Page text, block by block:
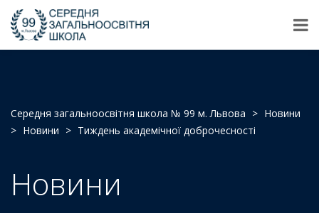
Середня загальноосвітня школа № 99 м. Львова > Новини
> Новини > Тиждень академічної доброчесності
Новини